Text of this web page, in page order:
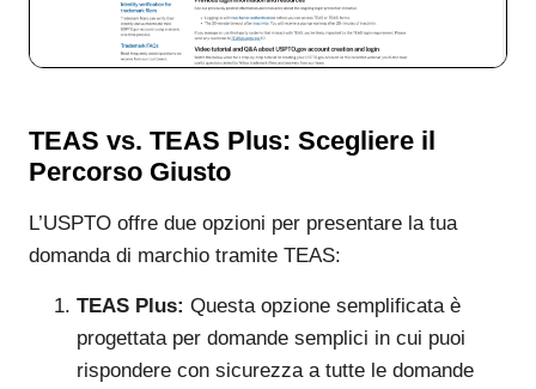
TEAS vs. TEAS Plus: Scegliere il
Percorso Giusto
L’USPTO offre due opzioni per presentare la tua
domanda di marchio tramite TEAS:
TEAS Plus: Questa opzione semplificata è
progettata per domande semplici in cui puoi
rispondere con sicurezza a tutte le domande